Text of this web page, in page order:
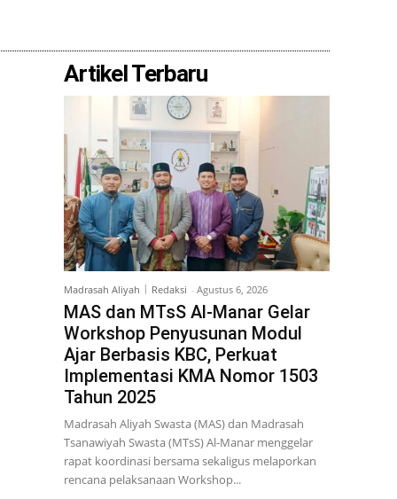
Artikel Terbaru
Madrasah Aliyah Redaksi - Agustus 6, 2026
MAS dan MTsS Al-Manar Gelar
Workshop Penyusunan Modul
Ajar Berbasis KBC, Perkuat
Implementasi KMA Nomor 1503
Tahun 2025
Madrasah Aliyah Swasta (MAS) dan Madrasah
Tsanawiyah Swasta (MTsS) Al-Manar menggelar
rapat koordinasi bersama sekaligus melaporkan
rencana pelaksanaan Workshop...